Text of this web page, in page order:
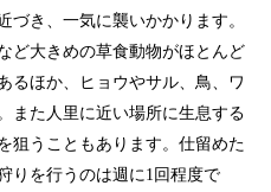
づき、一気に襲いかかります。
ど大きめの草食動物がほとんど
るほか、ヒョウやサル、鳥、ワ
また人里に近い場所に生息する
狙うこともあります。仕留めた
りを行うのは週に1回程度で